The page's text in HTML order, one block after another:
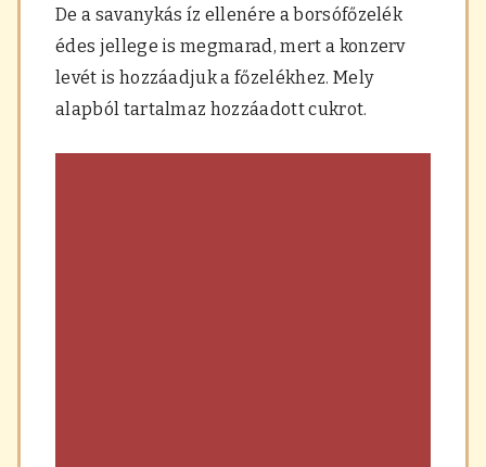
De a savanykás íz ellenére a borsófőzelék
édes jellege is megmarad, mert a konzerv
levét is hozzáadjuk a főzelékhez. Mely
alapból tartalmaz hozzáadott cukrot.